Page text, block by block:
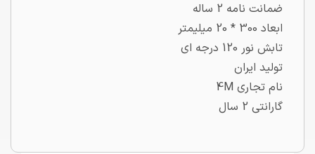
ضمانت نامه 2 ساله
ابعاد 300 * 20 میلیمتر
تابش نور 120 درجه ای
تولید ایران
نام تجاری 4M
گارانتی 2 سال